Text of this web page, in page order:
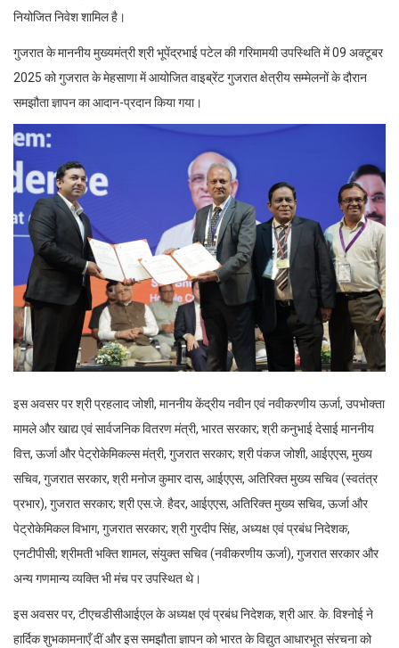
नियोजित निवेश शामिल है।
गुजरात के माननीय मुख्यमंत्री श्री भूपेंद्रभाई पटेल की गरिमामयी उपस्थिति में 09 अक्टूबर
2025 को गुजरात के मेहसाणा में आयोजित वाइब्रेंट गुजरात क्षेत्रीय सम्मेलनों के दौरान
समझौता ज्ञापन का आदान-प्रदान किया गया।
इस अवसर पर श्री प्रहलाद जोशी, माननीय केंद्रीय नवीन एवं नवीकरणीय ऊर्जा, उपभोक्ता
मामले और खाद्य एवं सार्वजनिक वितरण मंत्री, भारत सरकार; श्री कनुभाई देसाई माननीय
वित्त, ऊर्जा और पेट्रोकेमिकल्स मंत्री, गुजरात सरकार; श्री पंकज जोशी, आईएएस, मुख्य
सचिव, गुजरात सरकार, श्री मनोज कुमार दास, आईएएस, अतिरिक्त मुख्य सचिव (स्वतंत्र
प्रभार), गुजरात सरकार; श्री एस.जे. हैदर, आईएएस, अतिरिक्त मुख्य सचिव, ऊर्जा और
पेट्रोकेमिकल विभाग, गुजरात सरकार; श्री गुरदीप सिंह, अध्यक्ष एवं प्रबंध निदेशक,
एनटीपीसी; श्रीमती भक्ति शामल, संयुक्त सचिव (नवीकरणीय ऊर्जा), गुजरात सरकार और
अन्य गणमान्य व्यक्ति भी मंच पर उपस्थित थे।
इस अवसर पर, टीएचडीसीआईएल के अध्यक्ष एवं प्रबंध निदेशक, श्री आर. के. विश्नोई ने
हार्दिक शुभकामनाएँ दीं और इस समझौता ज्ञापन को भारत के विद्युत आधारभूत संरचना को